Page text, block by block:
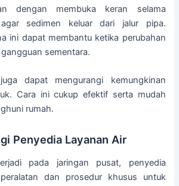
dengan membuka keran selama
sedimen keluar dari jalur pipa.
ini dapat membantu ketika perubahan
sementara.
dapat mengurangi kemungkinan
Cara ini cukup efektif serta mudah
rumah.
Penyedia Layanan Air
pada jaringan pusat, penyedia
dan prosedur khusus untuk